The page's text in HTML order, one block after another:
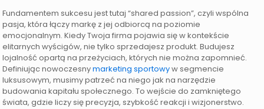
Fundamentem sukcesu jest tutaj “shared passion”, czyli wspólna
pasja, która łączy markę z jej odbiorcą na poziomie
emocjonalnym. Kiedy Twoja firma pojawia się w kontekście
elitarnych wyścigów, nie tylko sprzedajesz produkt. Budujesz
lojalność opartą na przeżyciach, których nie można zapomnieć.
Definiując nowoczesnymarketing sportowyw segmencie
luksusowym, musimy patrzeć na niego jak na narzędzie
budowania kapitału społecznego. To wejście do zamkniętego
świata, gdzie liczy się precyzja, szybkość reakcji i wizjonerstwo.